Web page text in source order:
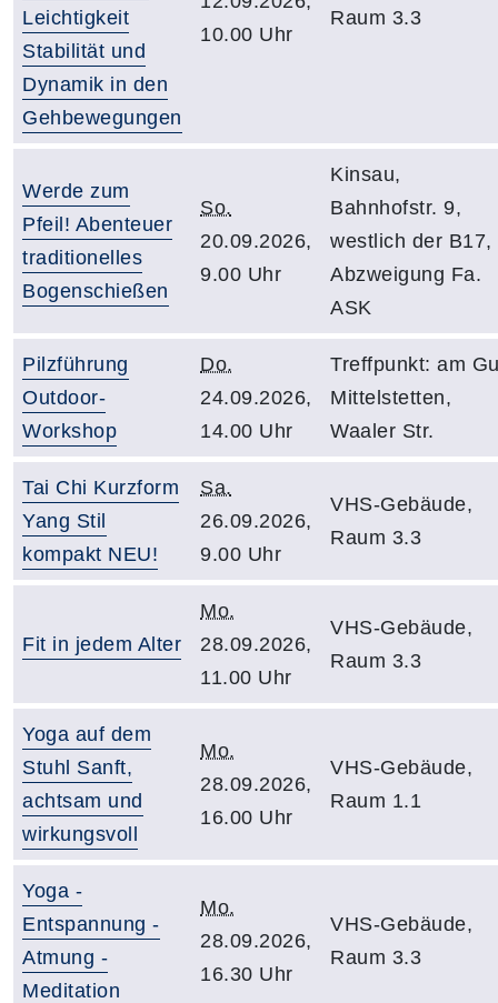
Leichtigkeit
Stabilität und
Dynamik in den
Gehbewegungen
10.00 Uhr
Raum 3.3
Werde zum
Pfeil! Abenteuer
traditionelles
Bogenschießen
So.
20.09.2026,
9.00 Uhr
Kinsau,
Bahnhofstr. 9,
westlich der B17,
Abzweigung Fa.
ASK
Pilzführung
Outdoor-
Workshop
Do.
24.09.2026,
14.00 Uhr
Treffpunkt: am
Mittelstetten,
Waaler Str.
Tai Chi Kurzform
Yang Stil
kompakt NEU!
Sa.
26.09.2026,
9.00 Uhr
VHS-Gebäude,
Raum 3.3
Fit in jedem Alter
Mo.
28.09.2026,
11.00 Uhr
VHS-Gebäude,
Raum 3.3
Yoga auf dem
Stuhl Sanft,
achtsam und
wirkungsvoll
Mo.
28.09.2026,
16.00 Uhr
VHS-Gebäude,
Raum 1.1
Yoga -
Entspannung -
Atmung -
Meditation
Mo.
28.09.2026,
16.30 Uhr
VHS-Gebäude,
Raum 3.3